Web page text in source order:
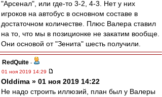
"Арсенал", или где-то 3-2, 4-3. Нет у них
игроков на автобус в основном составе в
достаточном количестве. Плюс Валера ставил
на то, что мы в позиционке не закатим вообще.
Они основой от "Зенита" шесть получили.
RedQuite -
01 ноя 2019 14:29
Olddima » 01 ноя 2019 14:22
Не надо строить иллюзий, план был у Валеры